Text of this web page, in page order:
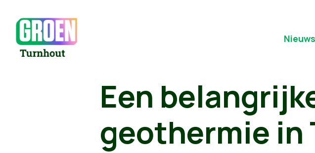
Nieuws
Een
geothermie in